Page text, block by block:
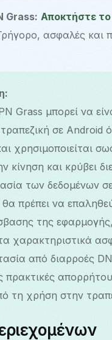
Grass: Αποκτήστε
ασφαλές και
Grass μπορεί να
σε Android
χρησιμοποιείται
κίνηση και κρύβει
των δεδομένων
πρέπει να
της
χαρακτηριστικά
από διαρροές
πρακτικές
τη χρήση στην